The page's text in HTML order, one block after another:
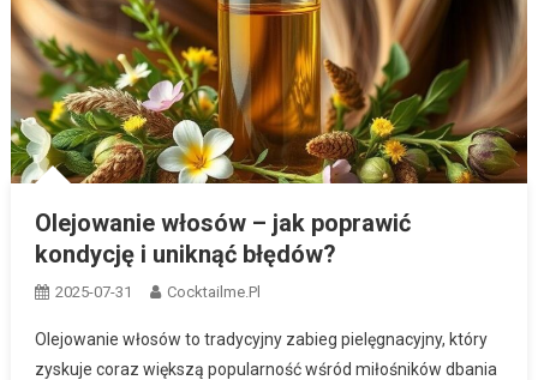
Olejowanie włosów – jak poprawić
kondycję i uniknąć błędów?
2025-07-31 Cocktailme.pl
Olejowanie włosów to tradycyjny zabieg pielęgnacyjny, który
zyskuje coraz większą popularność wśród miłośników dbania